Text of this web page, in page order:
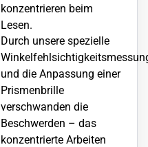
konzentrieren beim
Lesen.
Durch unsere spezielle
und die Anpassung einer
Prismenbrille
verschwanden die
Beschwerden – das
konzentrierte Arbeiten